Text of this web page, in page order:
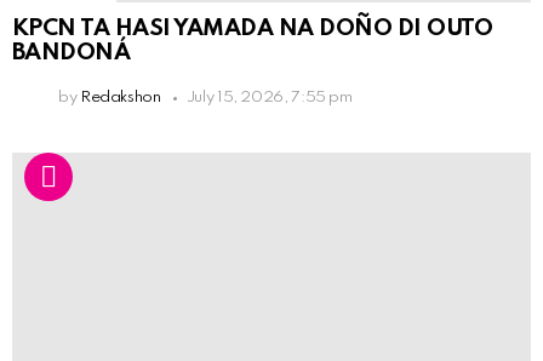
KPCN TA HASI YAMADA NA DOÑO DI OUTO
BANDONÁ
by Redakshon July 15, 2026, 7:55 pm